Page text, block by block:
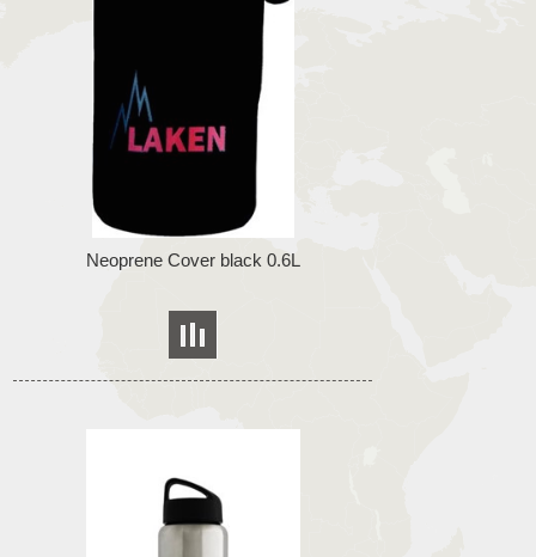
Neoprene Cover black 0.6L